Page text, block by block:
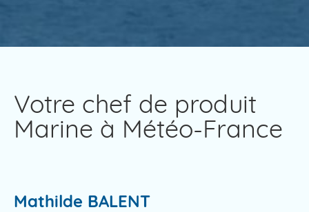
Votre chef de produit
Marine à Météo-France
Mathilde BALENT